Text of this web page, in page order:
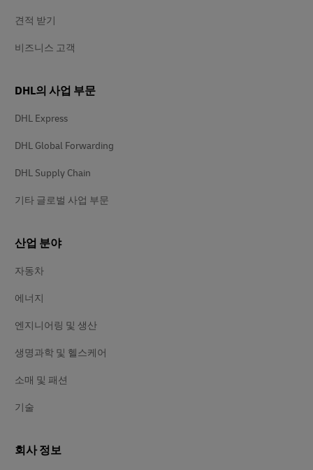
견적 받기
비즈니스 고객
DHL의 사업 부문
DHL Express
DHL Global Forwarding
DHL Supply Chain
기타 글로벌 사업 부문
산업 분야
자동차
에너지
엔지니어링 및 생산
생명과학 및 헬스케어
소매 및 패션
기술
회사 정보